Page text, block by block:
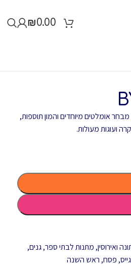
₪0.00
אומלטים מיוחדים והמון תוספות,
ועוגות מעולות.
ואירוסין, מתנות לבתי ספר, גנים,
, פסח, ראש השנה